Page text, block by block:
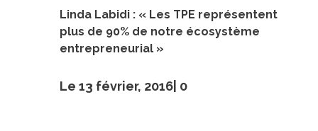
Linda Labidi : « Les TPE représentent
plus de 90% de notre écosystème
entrepreneurial »
Le 13 février, 2016| 0